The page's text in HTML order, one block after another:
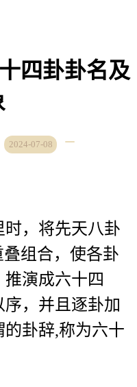
四卦卦名及
2024-07-08
，将先天八卦
组合，使各卦
演成六十四
，并且逐卦加
卦辞,称为六十